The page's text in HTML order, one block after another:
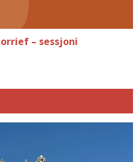
– sessjoni